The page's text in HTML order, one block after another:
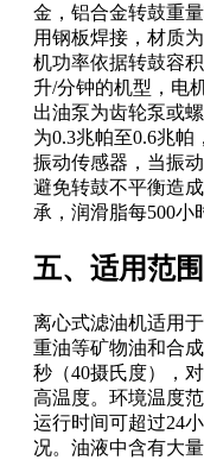
金，铝合金转鼓重
用钢板焊接，材质
机功率依据转鼓容
升/分钟的机型，电
出油泵为齿轮泵或
为0.3兆帕至0.6兆
振动传感器，当振
避免转鼓不平衡造
承，润滑脂每500小
五、适用范
离心式滤油机适用
重油等矿物油和合
秒（40摄氏度），
高温度。环境温度
运行时间可超过24
况。油液中含有大